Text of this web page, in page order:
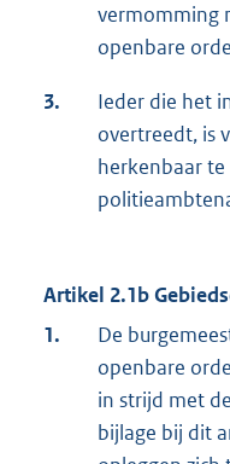
vermomming
openbare
3.
Ieder die het
overtreedt, is
herkenbaar te
Artikel 2.1b
1.
De
openbare
in strijd met
bijlage bij dit